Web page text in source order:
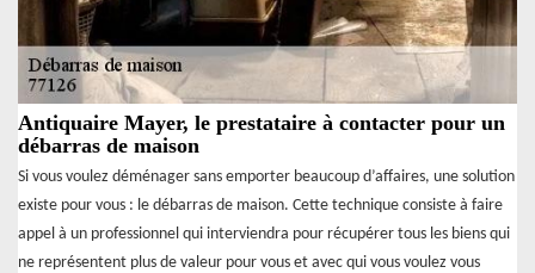
Antiquaire Mayer, le prestataire à contacter pour un
débarras de maison
Si vous voulez déménager sans emporter beaucoup d’affaires, une solution
existe pour vous : le débarras de maison. Cette technique consiste à faire
appel à un professionnel qui interviendra pour récupérer tous les biens qui
ne représentent plus de valeur pour vous et avec qui vous voulez vous